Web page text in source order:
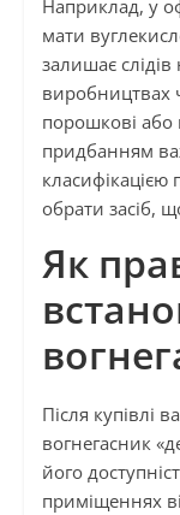
Наприклад, у
мати
залишає
виробництвах
порошкові або
придбанням
класифікацією
обрати засіб,
Як
Після купівлі
вогнегасник
його
приміщеннях